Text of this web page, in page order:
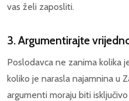
vas želi zaposliti.
3. Argumentirajte
Poslodavca ne zanima kolika
koliko je narasla najamnina u
argumenti moraju biti